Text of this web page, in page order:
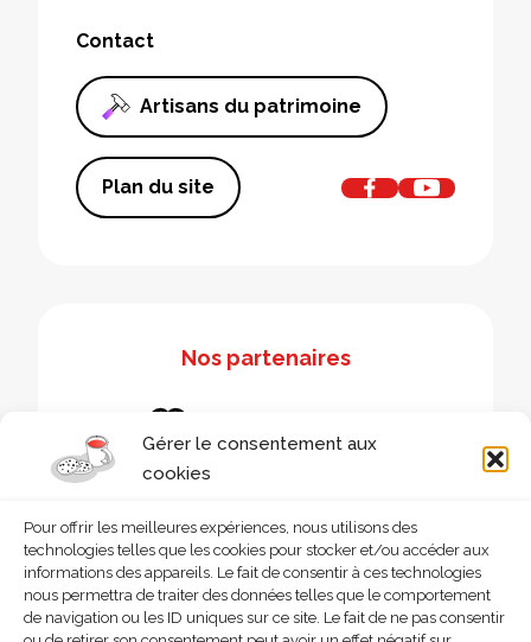
Gérer le consentement aux
cookies
Pour offrir les meilleures expériences, nous utilisons des
technologies telles que les cookies pour stocker et/ou accéder aux
informations des appareils. Le fait de consentir à ces technologies
nous permettra de traiter des données telles que le comportement
de navigation ou les ID uniques sur ce site. Le fait de ne pas consentir
Contact
Artisans du patrimoine
Plan du site
Nos partenaires